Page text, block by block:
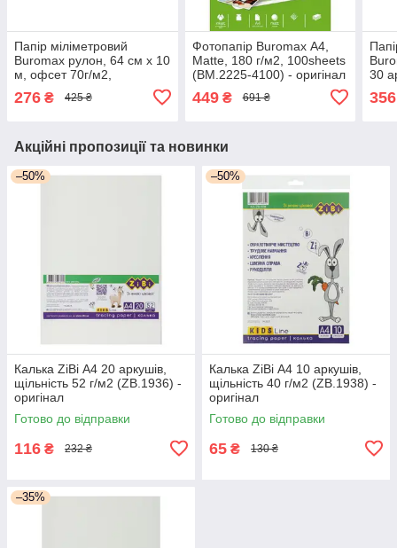
Папір міліметровий
Buromax рулон, 64 см х 10
м, офсет 70г/м2,
блакитний (BM.270221) -
оригінал
276 ₴ 425 ₴
Фотопапір Buromax А4,
Matte, 180 г/м2, 100sheets
(BM.2225-4100) - оригінал
449₴ 691 ₴
30
356
Акційні пропозиції та новинки
–50%
Калька ZiBi А4 20 аркушів,
щільність 52 г/м2 (ZB.1936) -
оригінал
Готово до відправки
116 ₴ 232 ₴
–50%
Калька ZiBi А4 10 аркушів,
щільність 40 г/м2 (ZB.1938) -
оригінал
Готово до відправки
65 ₴ 130 ₴
–35%